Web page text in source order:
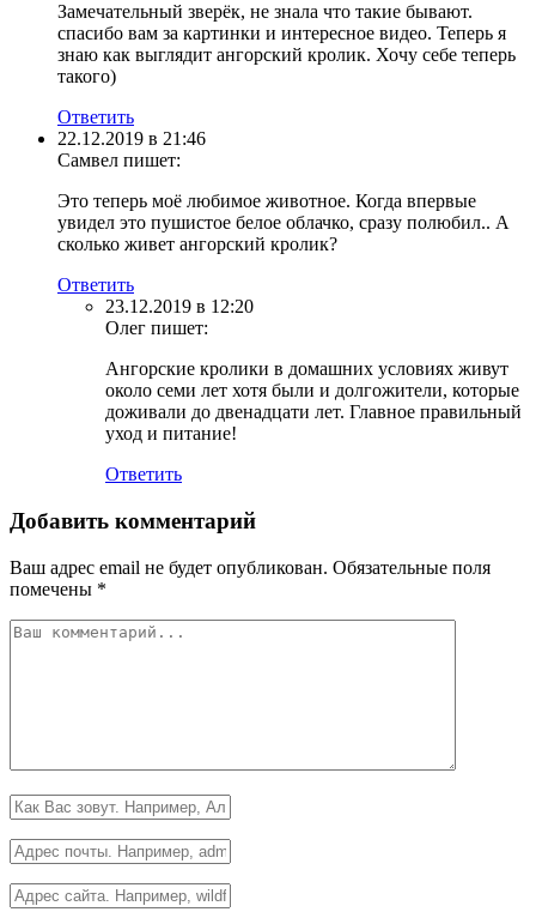
Замечательный зверёк, не знала что такие бывают.
спасибо вам за картинки и интересное видео. Теперь я
знаю как выглядит ангорский кролик. Хочу себе теперь
такого)
Ответить
22.12.2019 в 21:46
Самвел пишет:
Это теперь моё любимое животное. Когда впервые
увидел это пушистое белое облачко, сразу полюбил.. А
сколько живет ангорский кролик?
Ответить
23.12.2019 в 12:20
Олег пишет:
Ангорские кролики в домашних условиях живут
около семи лет хотя были и долгожители, которые
доживали до двенадцати лет. Главное правильный
уход и питание!
Ответить
Добавить комментарий
Ваш адрес email не будет опубликован. Обязательные поля
помечены *